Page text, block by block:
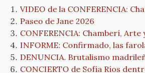
VIDEO de la CONFERENCIA:
Paseo de Jane 2026
CONFERENCIA: Chamberí,
INFORME: Confirmado, las
DENUNCIA. Brutalismo
CONCIERTO de Sofía Ríos